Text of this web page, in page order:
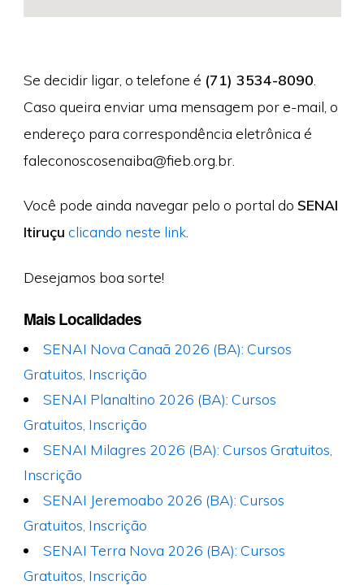
Se decidir ligar, o telefone é (71) 3534-8090
Caso queira enviar uma mensagem por e-mail, o
endereço para correspondência eletrônica é
faleconoscosenaiba@fieb.org.br.
Você pode ainda navegar pelo o portal do SENAI
Itiruçu clicando neste link.
Desejamos boa sorte!
Mais Localidades
SENAI Nova Canaã 2026 (BA): Cursos
Gratuitos, Inscrição
SENAI Planaltino 2026 (BA): Cursos
Gratuitos, Inscrição
SENAI Milagres 2026 (BA): Cursos Gratuitos,
Inscrição
SENAI Jeremoabo 2026 (BA): Cursos
Gratuitos, Inscrição
SENAI Terra Nova 2026 (BA): Cursos
Gratuitos, Inscrição